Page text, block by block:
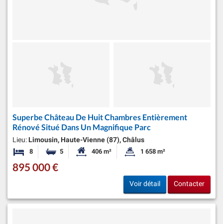
Superbe Château De Huit Chambres Entièrement
Rénové Situé Dans Un Magnifique Parc
Lieu: Limousin, Haute-Vienne (87), Châlus
8 Chambres
5 Salles de bainsSurface habitable:
406 m² Superficie du terrain:
1 658 m²
895 000 €
Voir détail Contacter